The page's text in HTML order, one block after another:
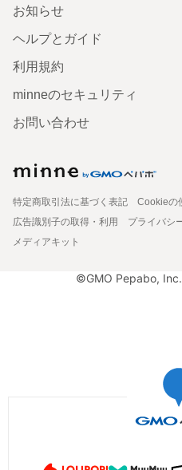
お知らせ
ヘルプとガイド
利用規約
minneのセキュリティ
お問い合わせ
特定商取引法に基づく表記
Cookieの
広告識別子の取得・利用
プライバシ
メディアキット
©GMO Pepabo,